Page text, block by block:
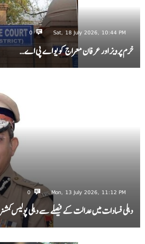
Sat, 18 July 2026, 10:44 PM
0
خرم پرویز اور عرفان معراج کو یو اے پی اے…
Mon, 13 July 2026, 11:12 PM
0
دہلی فسادات میں عدالت کے فیصلے سے دہلی پولیس